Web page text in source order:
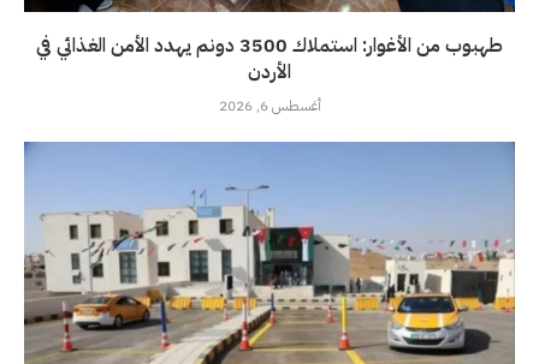
طهبوب من الأغوار: استملاك 3500 دونم يهدد الأمن الغذائي في
الأردن
أغسطس 6, 2026